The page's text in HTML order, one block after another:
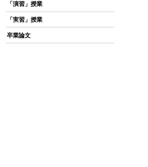
「演習」授業
「実習」授業
卒業論文